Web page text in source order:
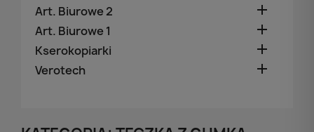
Art. Biurowe 2 
Art. Biurowe 1 
Kserokopiarki 
Verotech 